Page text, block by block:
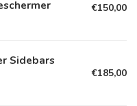
€150,00
Sidebars
€185,00